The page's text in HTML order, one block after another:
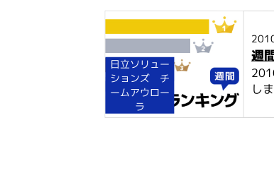
日立ソリュー
ションズ チ
ームアウロー
ラ
週
し